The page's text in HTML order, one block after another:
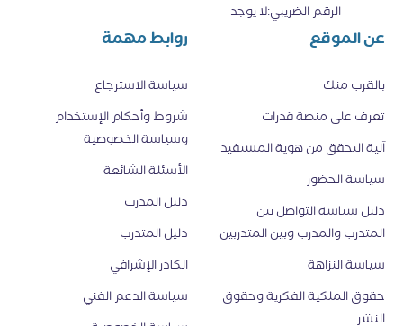
الرقم الضريبي:لا يوجد
عن الموقع
بالقرب منك
تعرف على منصة قدرات
اَلية التحقق من هوية المستفيد
سياسة الحضور
دليل سياسة التواصل بين
المتدرب والمدرب وبين المتدربين
سياسة النزاهة
حقوق الملكية الفكرية وحقوق
النشر
روابط مهمة
سياسة الاسترجاع
شروط وأحكام الإستخدام
وسياسة الخصوصية
الأسئلة الشائعة
دليل المدرب
دليل المتدرب
الكادر الإشرافي
سياسة الدعم الفني